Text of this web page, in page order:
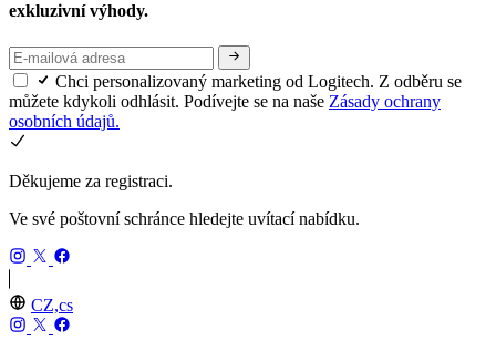
exkluzivní výhody.
Chci personalizovaný marketing od Logitech. Z odběru se
můžete kdykoli odhlásit. Podívejte se na naše Zásady ochrany
osobních údajů.
Děkujeme za registraci.
Ve své poštovní schránce hledejte uvítací nabídku.
CZ,cs